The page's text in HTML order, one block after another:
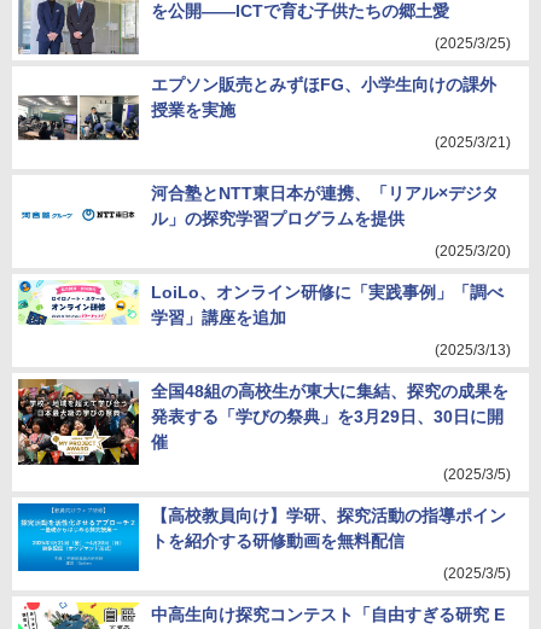
を公開――ICTで育む子供たちの郷土愛
(2025/3/25)
エプソン販売とみずほFG、小学生向けの課外
授業を実施
(2025/3/21)
河合塾とNTT東日本が連携、「リアル×デジタ
ル」の探究学習プログラムを提供
(2025/3/20)
LoiLo、オンライン研修に「実践事例」「調べ
学習」講座を追加
(2025/3/13)
全国48組の高校生が東大に集結、探究の成果を
発表する「学びの祭典」を3月29日、30日に開
催
(2025/3/5)
【高校教員向け】学研、探究活動の指導ポイン
トを紹介する研修動画を無料配信
(2025/3/5)
中高生向け探究コンテスト「自由すぎる研究 E